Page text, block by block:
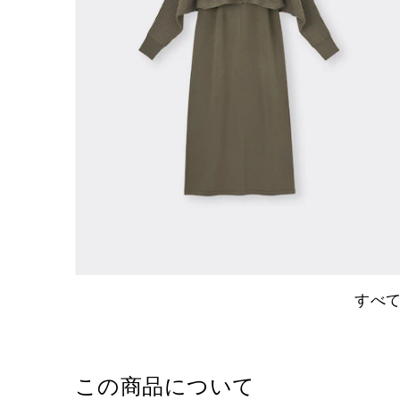
すべ
この商品について